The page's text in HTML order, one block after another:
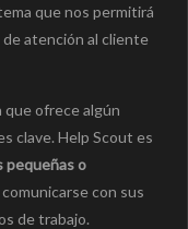
que nos permitirá
atención al cliente
que ofrece algún
clave. Help Scout es
pequeñas o
con sus
de trabajo.